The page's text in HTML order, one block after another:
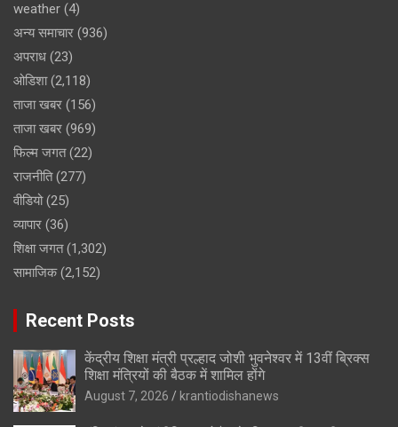
weather (4)
अन्य समाचार (936)
अपराध (23)
ओडिशा(2,118)
ताजा खबर (156)
ताजा खबर (969)
फिल्म जगत(22)
राजनीति(277)
वीडियो(25)
व्यापार (36)
शिक्षा जगत(1,302)
सामाजिक(2,152)
Recent Posts
केंद्रीय शिक्षा मंत्री प्रल्हाद जोशी भुवनेश्वर में 13वीं ब्रिक्स
शिक्षा मंत्रियों की बैठक में शामिल होंगे
August 7, 2026 krantiodishanews